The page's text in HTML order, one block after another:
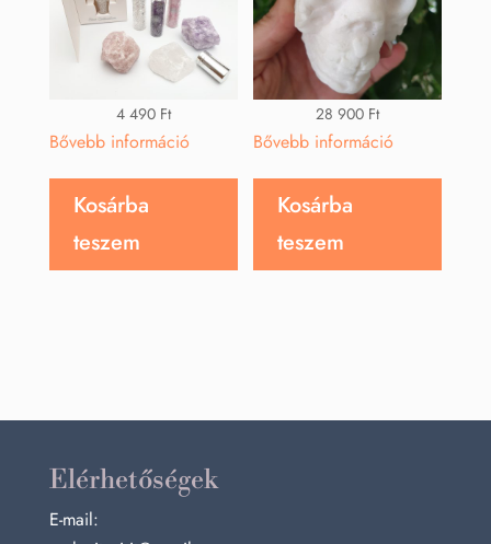
4 490 Ft
Bővebb információ
Kosárba
teszem
28 900 Ft
Bővebb információ
Kosárba
teszem
Elérhetőségek
E-mail: